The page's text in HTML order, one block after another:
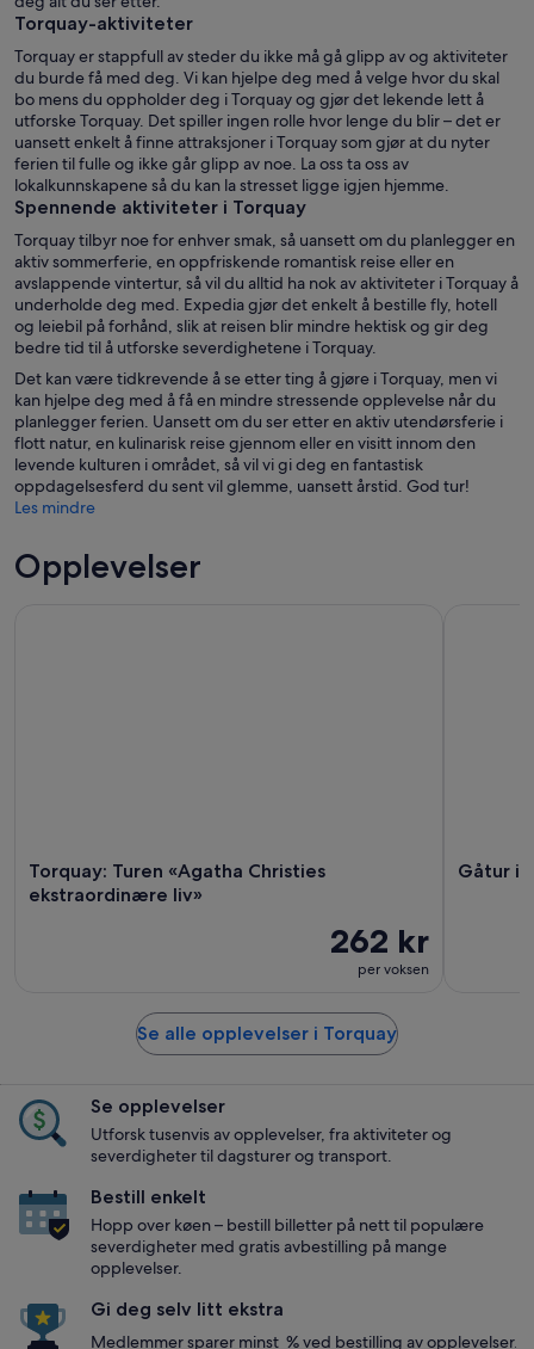
Torquay-aktiviteter
Torquay er stappfull av steder du ikke må gå glipp av og aktiviteter
du burde få med deg. Vi kan hjelpe deg med å velge hvor du skal
bo mens du oppholder deg i Torquay og gjør det lekende lett å
utforske Torquay. Det spiller ingen rolle hvor lenge du blir – det er
uansett enkelt å finne attraksjoner i Torquay som gjør at du nyter
ferien til fulle og ikke går glipp av noe. La oss ta oss av
lokalkunnskapene så du kan la stresset ligge igjen hjemme.
Spennende aktiviteter i Torquay
Torquay tilbyr noe for enhver smak, så uansett om du planlegger en
aktiv sommerferie, en oppfriskende romantisk reise eller en
avslappende vintertur, så vil du alltid ha nok av aktiviteter i Torquay å
underholde deg med. Expedia gjør det enkelt å bestille fly, hotell
og leiebil på forhånd, slik at reisen blir mindre hektisk og gir deg
bedre tid til å utforske severdighetene i Torquay.
Det kan være tidkrevende å se etter ting å gjøre i Torquay, men vi
kan hjelpe deg med å få en mindre stressende opplevelse når du
planlegger ferien. Uansett om du ser etter en aktiv utendørsferie i
flott natur, en kulinarisk reise gjennom eller en visitt innom den
levende kulturen i området, så vil vi gi deg en fantastisk
oppdagelsesferd du sent vil glemme, uansett årstid. God tur!
Les mindre
Opplevelser
Torquay: Turen «Agatha Christies
ekstraordinære liv»
262 kr
per voksen
Gåtur i
Se alle opplevelser i Torquay
Se opplevelser
Utforsk tusenvis av opplevelser, fra aktiviteter og
severdigheter til dagsturer og transport.
Bestill enkelt
Hopp over køen – bestill billetter på nett til populære
severdigheter med gratis avbestilling på mange
opplevelser.
Gi deg selv litt ekstra
Medlemmer sparer minst % ved bestilling av opplevelser.